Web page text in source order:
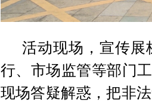
活动现场，宣传展
行、市场监管等部门
现场答疑解惑，把非